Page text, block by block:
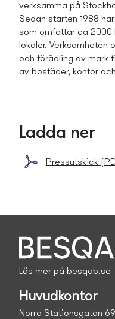
verksamma på
Sedan starten 1988
som omfattar ca 2000
lokaler.
och förädling av mark
av bostäder, kontor
Ladda ner
Press­utskick
Läs mer på besqab.se
Huvudkontor
Norra Stationsgatan 69